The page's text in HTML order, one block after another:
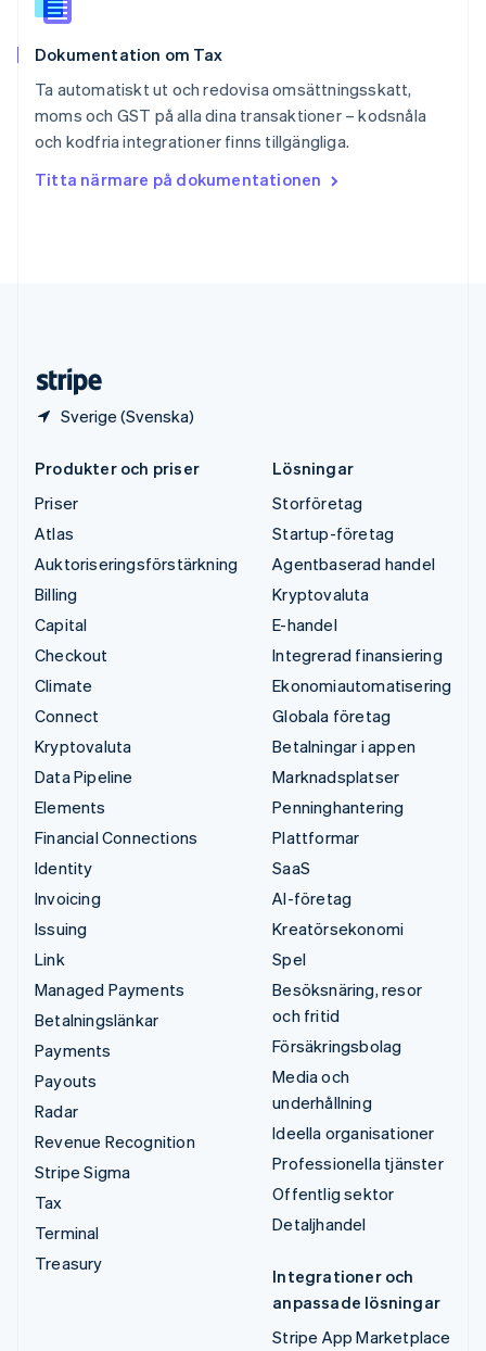
Dokumentation om Tax
Ta automatiskt ut och redovisa omsättningsskatt,
moms och GST på alla dina transaktioner – kodsnåla
och kodfria integrationer finns tillgängliga.
Titta närmare på dokumentationen
Sverige (Svenska)
Español
English
Sverige
Thailand
ไทยEnglish
English
Produkter och priser
Priser
Atlas
Auktoriseringsförstärkning
Billing
Capital
Checkout
Climate
Connect
Kryptovaluta
Data Pipeline
Elements
Financial Connections
Identity
Invoicing
Issuing
Link
Managed Payments
Betalningslänkar
Payments
Payouts
Radar
Revenue Recognition
Stripe Sigma
Tax
Terminal
Treasury
Lösningar
Storföretag
Startup-företag
Agentbaserad handel
Kryptovaluta
E-handel
Integrerad finansiering
Ekonomiautomatisering
Globala företag
Betalningar i appen
Marknadsplatser
Penninghantering
Plattformar
SaaS
AI-företag
Kreatörsekonomi
Spel
Besöksnäring, resor
och fritid
Försäkringsbolag
Media och
underhållning
Ideella organisationer
Professionella tjänster
Offentlig sektor
Detaljhandel
Integrationer och
anpassade lösningar
Stripe App Marketplace